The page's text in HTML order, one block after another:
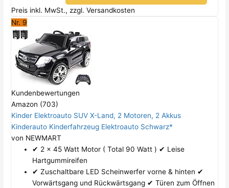
Preis inkl. MwSt., zzgl. Versandkosten
Nr. 9
Kundenbewertungen
Amazon (703)
Kinder Elektroauto SUV X-Land, 2 Motoren, 2 Akkus
Kinderauto Kinderfahrzeug Elektroauto Schwarz*
von NEWMART
✔ 2 x 45 Watt Motor ( Total 90 Watt ) ✔ Leise
Hartgummireifen
✔ Zuschaltbare LED Scheinwerfer vorne & hinten ✔
Vorwärtsgang und Rückwärtsgang ✔ Türen zum Öffnen